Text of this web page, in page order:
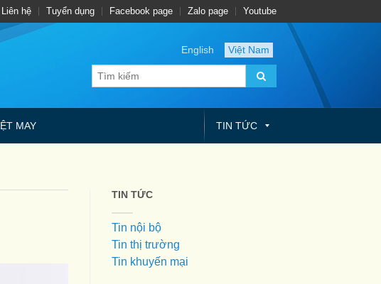
Liên hệ Tuyển dụng Facebook page Zalo page Youtube
English Việt Nam
MAY TIN TỨC
TIN TỨC
Tin nội bộ
Tin thị trường
Tin khuyến mại